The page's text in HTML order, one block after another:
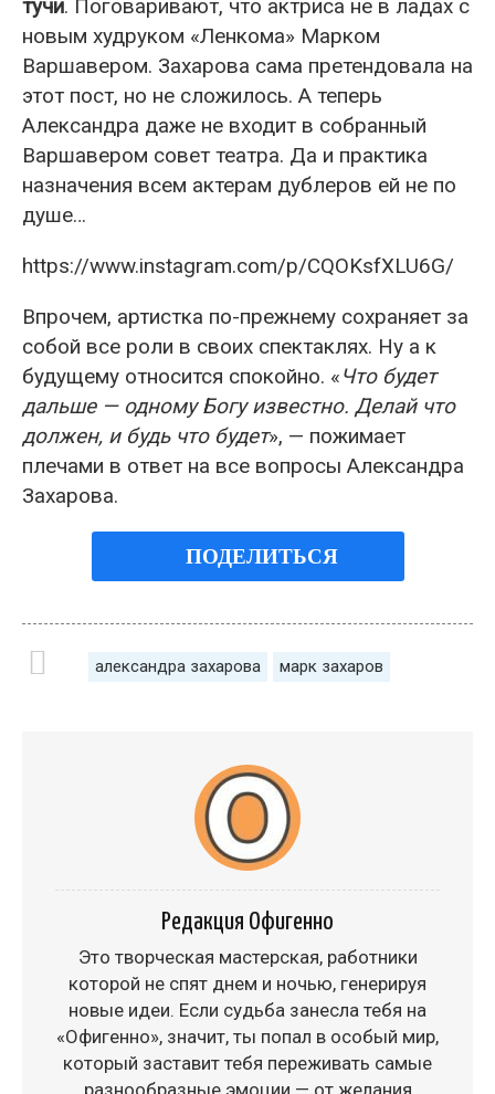
тучи. Поговаривают, что актриса не в ладах с
новым худруком «Ленкома» Марком
Варшавером. Захарова сама претендовала на
этот пост, но не сложилось. А теперь
Александра даже не входит в собранный
Варшавером совет театра. Да и практика
назначения всем актерам дублеров ей не по
душе…
https://www.instagram.com/p/CQOKsfXLU6G/
Впрочем, артистка по-прежнему сохраняет за
собой все роли в своих спектаклях. Ну а к
будущему относится спокойно. «Что будет
дальше — одному Богу известно. Делай что
должен, и будь что будет», — пожимает
плечами в ответ на все вопросы Александра
Захарова.
ПОДЕЛИТЬСЯ
александра захарова марк захаров
Редакция Офигенно
Это творческая мастерская, работники
которой не спят днем и ночью, генерируя
новые идеи. Если судьба занесла тебя на
«Офигенно», значит, ты попал в особый мир,
который заставит тебя переживать самые
разнообразные эмоции — от желания